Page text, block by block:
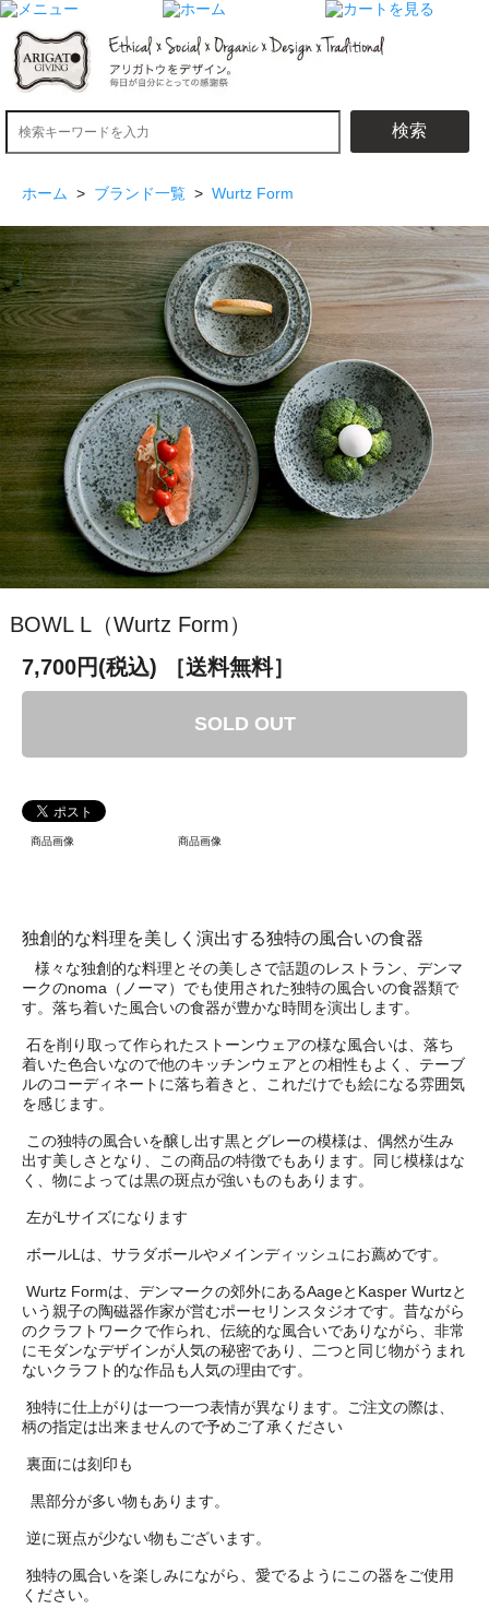
検索
ホーム > ブランド一覧 > Wurtz Form
BOWL L（Wurtz Form）
7,700円(税込)
［送料無料］
SOLD OUT
商品画像 商品画像
独創的な料理を美しく演出する独特の風合いの食器
様々な独創的な料理とその美しさで話題のレストラン、デンマ
ークのnoma（ノーマ）でも使用された独特の風合いの食器類で
す。落ち着いた風合いの食器が豊かな時間を演出します。
石を削り取って作られたストーンウェアの様な風合いは、落ち
着いた色合いなので他のキッチンウェアとの相性もよく、テーブ
ルのコーディネートに落ち着きと、これだけでも絵になる雰囲気
を感じます。
この独特の風合いを醸し出す黒とグレーの模様は、偶然が生み
出す美しさとなり、この商品の特徴でもあります。同じ模様はな
く、物によっては黒の斑点が強いものもあります。
左がLサイズになります
ボールLは、サラダボールやメインディッシュにお薦めです。
Wurtz Formは、デンマークの郊外にあるAageとKasper Wurtzと
いう親子の陶磁器作家が営むポーセリンスタジオです。昔ながら
のクラフトワークで作られ、伝統的な風合いでありながら、非常
にモダンなデザインが人気の秘密であり、二つと同じ物がうまれ
ないクラフト的な作品も人気の理由です。
独特に仕上がりは一つ一つ表情が異なります。ご注文の際は、
柄の指定は出来ませんので予めご了承ください
裏面には刻印も
黒部分が多い物もあります。
逆に斑点が少ない物もございます。
独特の風合いを楽しみにながら、愛でるようにこの器をご使用
ください。